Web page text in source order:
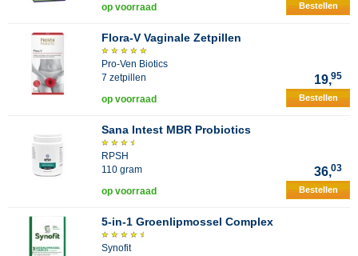
op voorraad Bestellen
Flora-V Vaginale Zetpillen
Pro-Ven Biotics
7 zetpillen
19,95
op voorraad Bestellen
Sana Intest MBR Probiotics
RPSH
110 gram
36,03
op voorraad Bestellen
5-in-1 Groenlipmossel Complex
Synofit